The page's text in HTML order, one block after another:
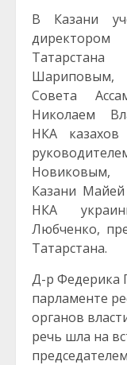
В Казани
Шариповым,
Совета
Николаем
НКА
Новиковым,
Казани
НКА
Любченко,
Татарстана.
Д-р Федерика
парламенте
органов
речь шла на